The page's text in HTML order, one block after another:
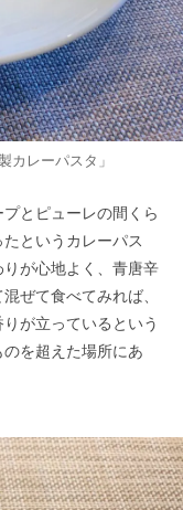
カレーパスタ」
とピューレの間くら
というカレーパス
が心地よく、青唐辛
ぜて食べてみれば、
が立っているという
を超えた場所にあ